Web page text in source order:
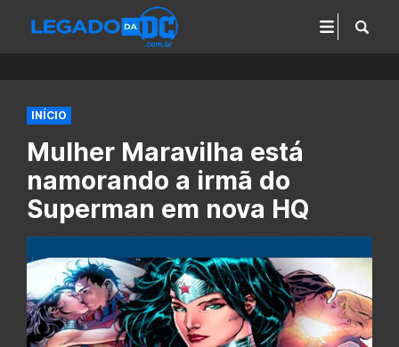
INÍCIO
Mulher Maravilha está
namorando a irmã do
Superman em nova HQ